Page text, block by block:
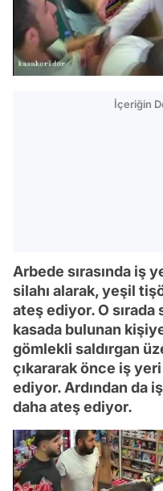
İçeriğin
Arbede sırasında iş
silahı alarak, yeşil
ateş ediyor. O sırada
kasada bulunan
gömlekli saldırgan
çıkararak önce iş
ediyor. Ardından da
daha ateş ediyor.